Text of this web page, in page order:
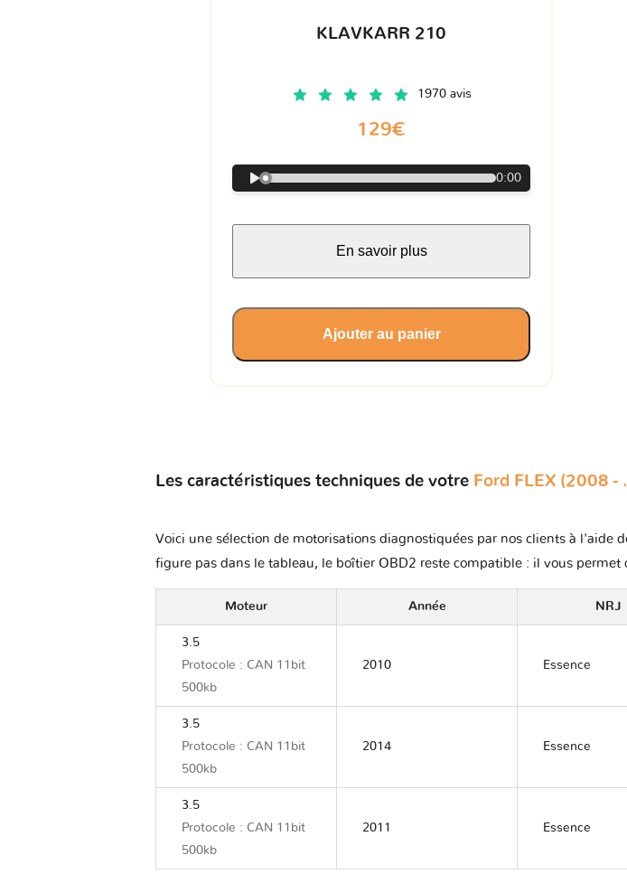
KLAVKARR 210
1970 avis
129€
0:00
En savoir plus
Ajouter au panier
Les caractéristiques techniques de votre Ford FLEX (2008 -
Voici une sélection de motorisations diagnostiquées par nos clients à l'aide
figure pas dans le tableau, le boîtier OBD2 reste compatible : il vous
Moteur Année NRJ
3.5
Protocole : CAN 11bit
500kb
2010 Essence
3.5
Protocole : CAN 11bit
500kb
2014 Essence
3.5
Protocole : CAN 11bit
500kb
2011 Essence